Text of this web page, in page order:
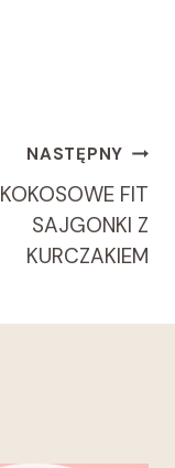
NASTĘPNY
KOKOSOWE FIT
SAJGONKI Z
KURCZAKIEM